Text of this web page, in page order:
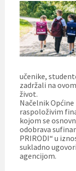
učenike,
zadržali na
život.
Načelnik
raspoloživim
kojom se
odobrava
PRIRODI“ u
sukladno
agencijom.